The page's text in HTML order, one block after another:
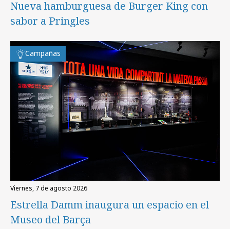
Nueva hamburguesa de Burger King con
sabor a Pringles
Campañas
viernes, 7 de agosto 2026
Estrella Damm inaugura un espacio en el
Museo del Barça